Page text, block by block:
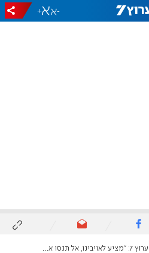
-
+
אותנו"